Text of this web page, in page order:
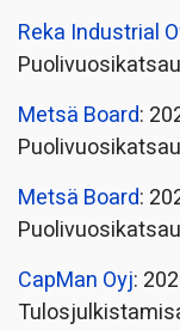
Reka Industrial
Metsä Board:
Metsä Board:
CapMan Oyj: